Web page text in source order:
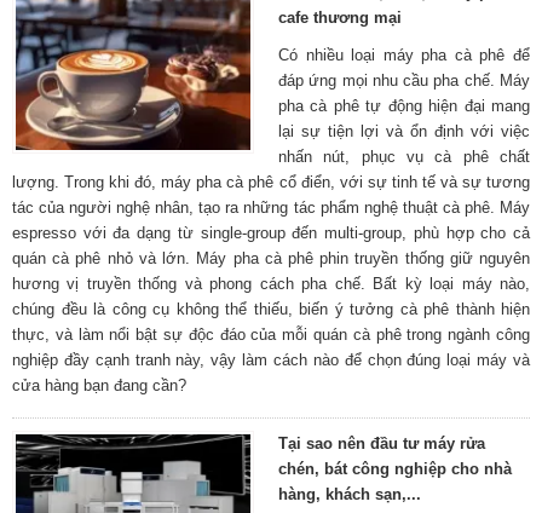
cafe thương mại
Có nhiều loại máy pha cà phê để
đáp ứng mọi nhu cầu pha chế. Máy
pha cà phê tự động hiện đại mang
lại sự tiện lợi và ổn định với việc
nhấn nút, phục vụ cà phê chất
lượng. Trong khi đó, máy pha cà phê cổ điển, với sự tinh tế và sự tương
tác của người nghệ nhân, tạo ra những tác phẩm nghệ thuật cà phê. Máy
espresso với đa dạng từ single-group đến multi-group, phù hợp cho cả
quán cà phê nhỏ và lớn. Máy pha cà phê phin truyền thống giữ nguyên
hương vị truyền thống và phong cách pha chế. Bất kỳ loại máy nào,
chúng đều là công cụ không thể thiếu, biến ý tưởng cà phê thành hiện
thực, và làm nổi bật sự độc đáo của mỗi quán cà phê trong ngành công
nghiệp đầy cạnh tranh này, vậy làm cách nào để chọn đúng loại máy và
cửa hàng bạn đang cần?
Tại sao nên đầu tư máy rửa
chén, bát công nghiệp cho nhà
hàng, khách sạn,...